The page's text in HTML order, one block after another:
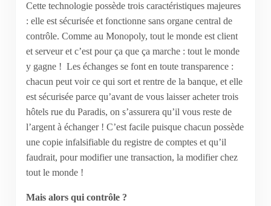
Cette technologie possède trois caractéristiques majeures
: elle est sécurisée et fonctionne sans organe central de
contrôle. Comme au Monopoly, tout le monde est client
et serveur et c’est pour ça que ça marche : tout le monde
y gagne ! Les échanges se font en toute transparence :
chacun peut voir ce qui sort et rentre de la banque, et elle
est sécurisée parce qu’avant de vous laisser acheter trois
hôtels rue du Paradis, on s’assurera qu’il vous reste de
l’argent à échanger ! C’est facile puisque chacun possède
une copie infalsifiable du registre de comptes et qu’il
faudrait, pour modifier une transaction, la modifier chez
tout le monde !
Mais alors qui contrôle ?